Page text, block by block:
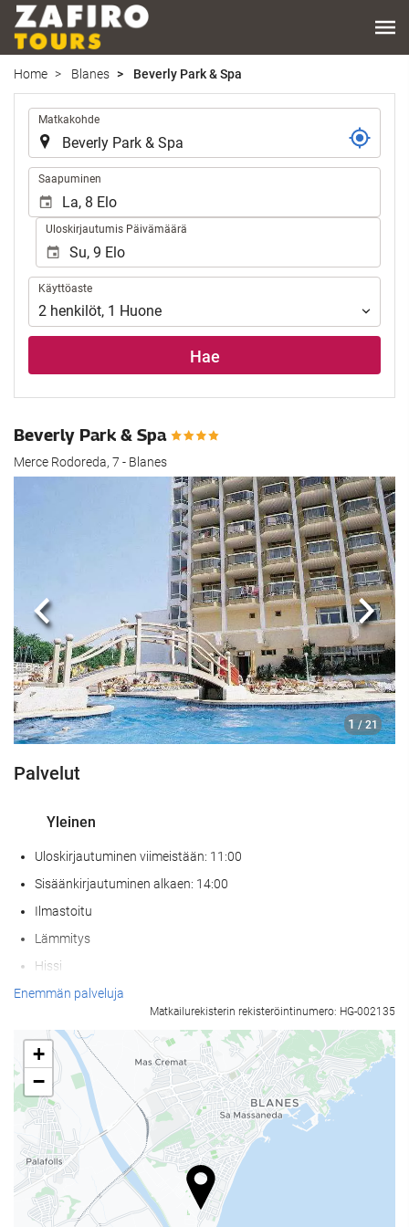
Home Blanes Beverly Park & Spa
Matkakohde
Saapuminen
Uloskirjautumis Päivämäärä
Käyttöaste
Käyttöaste
2 henkilöt, 1 Huone
Hae
Beverly Park & Spa
Merce Rodoreda, 7 - Blanes
1 / 21
Edellinen
Palvelut
Yleinen
Uloskirjautuminen viimeistään: 11:00
Sisäänkirjautuminen alkaen: 14:00
Ilmastoitu
Lämmitys
Hissi
Huoneissa tupakointi kielletty
Ei lemmikkejä
Wellness
Kylpyläpalvelut
Höyrysauna / turkkilainen sauna
Sauna
Hieronta
Enemmän palveluja
Matkailurekisterin rekisteröintinumero: HG-002135
+
−